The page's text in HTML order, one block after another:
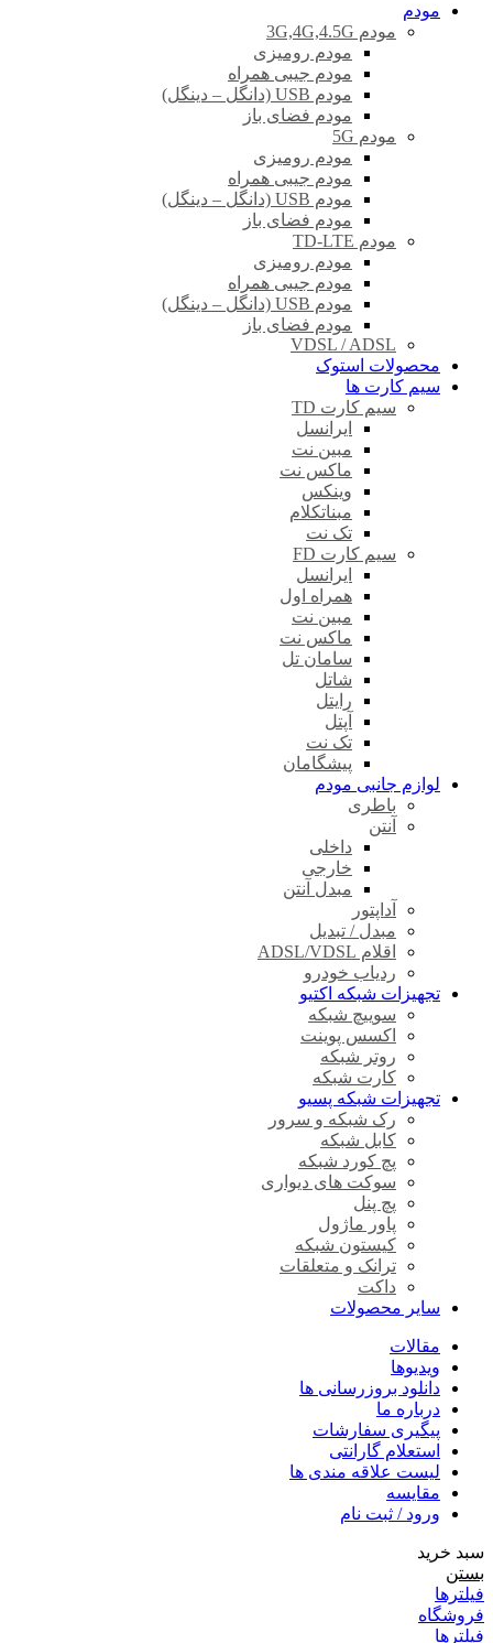
مودم
مودم 3G,4G,4.5G
مودم رومیزی
مودم جیبی همراه
مودم USB (دانگل – دینگل)
مودم فضای باز
مودم 5G
مودم رومیزی
مودم جیبی همراه
مودم USB (دانگل – دینگل)
مودم فضای باز
مودم TD-LTE
مودم رومیزی
مودم جیبی همراه
مودم USB (دانگل – دینگل)
مودم فضای باز
VDSL / ADSL
محصولات استوک
سیم کارت ها
سیم کارت TD
ایرانسل
مبین نت
ماکس نت
وینکس
مبناتکلام
تک نت
سیم کارت FD
ایرانسل
همراه اول
مبین نت
ماکس نت
سامان تل
شاتل
رایتل
آپتل
تک نت
پیشگامان
لوازم جانبی مودم
باطری
آنتن
داخلی
خارجی
مبدل آنتن
آداپتور
مبدل / تبدیل
اقلام ADSL/VDSL
ردیاب خودرو
تجهیزات شبکه اکتیو
سوییچ شبکه
اکسس پوینت
روتر شبکه
کارت شبکه
تجهیزات شبکه پسیو
رک شبکه و سرور
کابل شبکه
پچ کورد شبکه
سوکت های دیواری
پچ پنل
پاور ماژول
کیستون شبکه
ترانک و متعلقات
داکت
سایر محصولات
مقالات
ویدیوها
دانلود بروزرسانی ها
درباره ما
پیگیری سفارشات
استعلام گارانتی
لیست علاقه مندی ها
مقایسه
ورود / ثبت نام
سبد خرید
بستن
فیلترها
فروشگاه
فیلترها